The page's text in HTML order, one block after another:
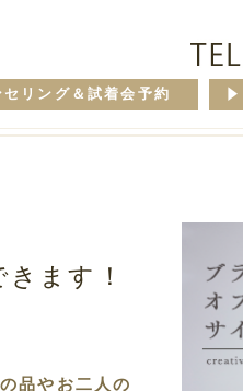
リング＆試着会予約
ます！
品やお二人の